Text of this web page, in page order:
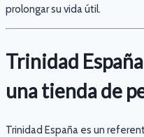
prolongar su vida útil.
Trinidad
una tienda de
Trinidad España es un